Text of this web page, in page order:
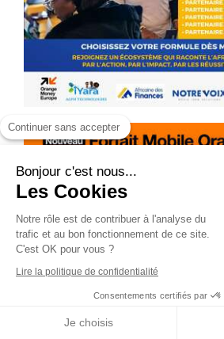
Continuer sans accepter
Bonjour c'est nous...
Les Cookies
Notre rôle est de contribuer à l'analyse du
trafic et au bon fonctionnement de ce site.
C'est OK pour vous ?
Lire la politique de confidentialité
Consentements certifiés par
Je choisis